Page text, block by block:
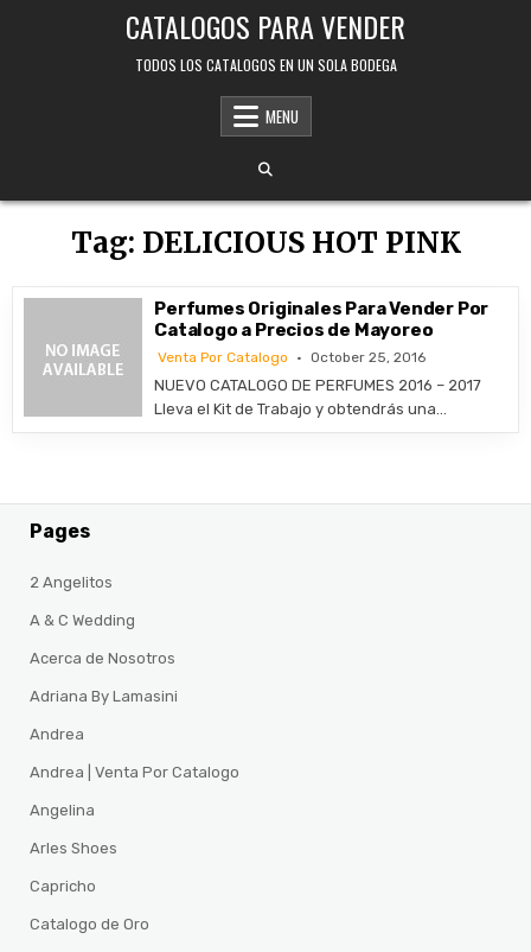
CATALOGOS PARA VENDER
TODOS LOS CATALOGOS EN UN SOLA BODEGA
MENU
Tag: DELICIOUS HOT PINK
Perfumes Originales Para Vender Por
Catalogo a Precios de Mayoreo
Venta Por Catalogo October 25, 2016
NUEVO CATALOGO DE PERFUMES 2016 – 2017
Lleva el Kit de Trabajo y obtendrás una…
Pages
2 Angelitos
A & C Wedding
Acerca de Nosotros
Adriana By Lamasini
Andrea
Andrea | Venta Por Catalogo
Angelina
Arles Shoes
Capricho
Catalogo de Oro